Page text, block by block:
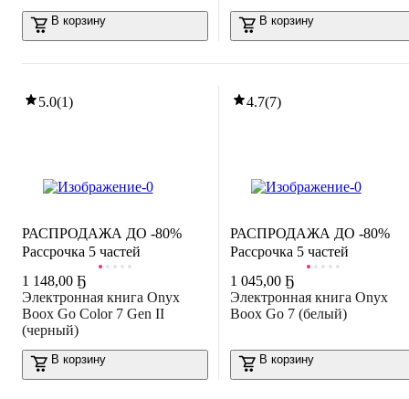
В корзину В корзину
5.0(1)
Рассрочка 5 частей
РАСПРОДАЖА ДО -80%
1 148,00 Ҕ
Электронная книга Onyx
Boox Go Color 7 Gen II
(черный)
В корзину
4.7(7)
Рассрочка 5 частей
РАСПРОДАЖА ДО -80%
1 045,00 Ҕ
Электронная книга Onyx
Boox Go 7 (белый)
В корзину